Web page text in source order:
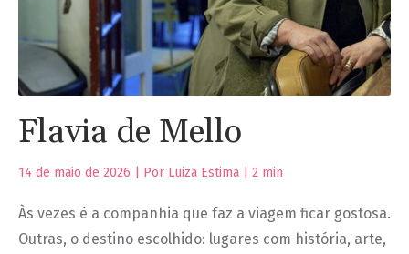
Flavia de Mello
14 de maio de 2026 | Por Luiza Estima | 2 min
Às vezes é a companhia que faz a viagem ficar gostosa.
Outras, o destino escolhido: lugares com história, arte,